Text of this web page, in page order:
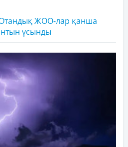
Отандық ЖОО-лар қанша
ұсынды